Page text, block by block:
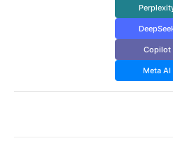
Copilot
Meta AI